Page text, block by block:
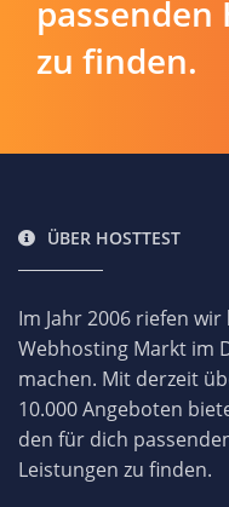
zu finden.
ÜBER HOSTTEST
Im Jahr 2006 riefen wir
Webhosting Markt im
machen. Mit derzeit
10.000 Angeboten
den für dich
Leistungen zu finden.